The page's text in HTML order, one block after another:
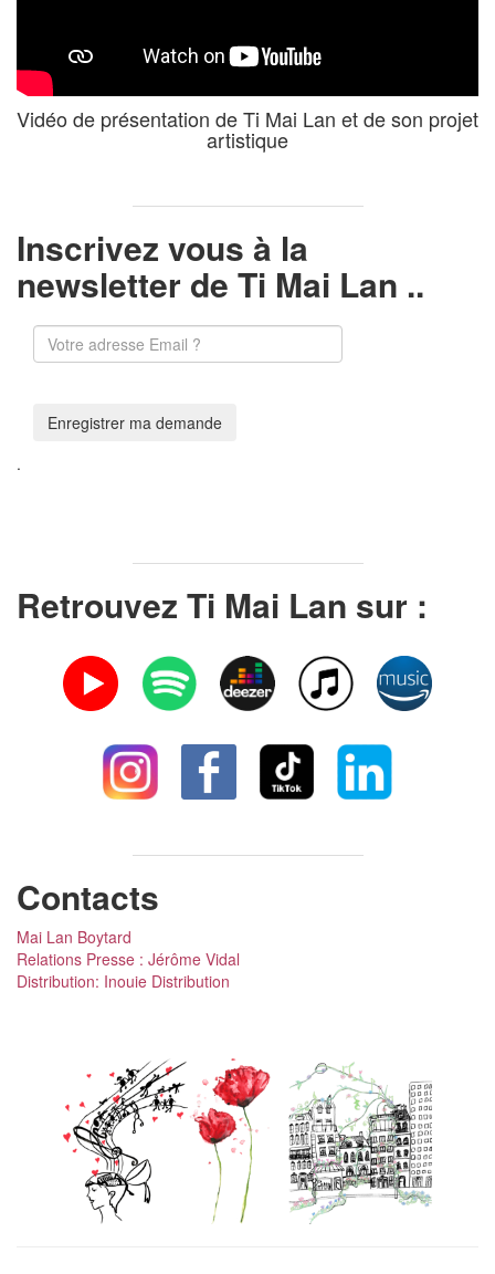
Vidéo de présentation de Ti Mai Lan et de son projet
artistique
Inscrivez vous à la
newsletter de Ti Mai Lan ..
.
Retrouvez Ti Mai Lan sur :
Contacts
Mai Lan Boytard
Relations Presse : Jérôme Vidal
Distribution: Inouie Distribution